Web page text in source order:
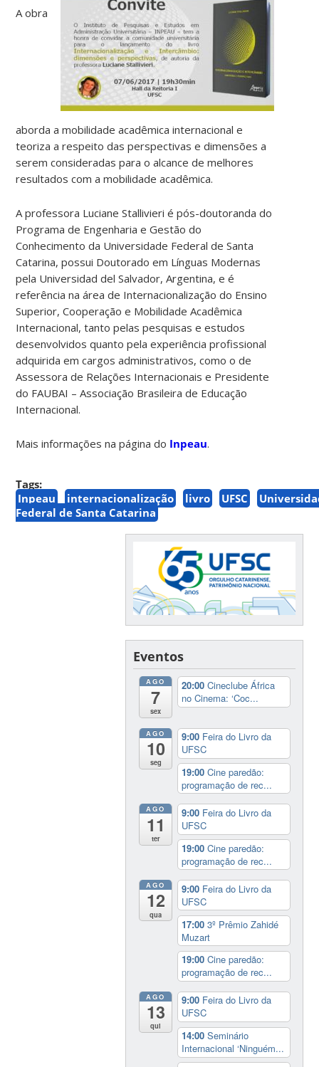
A obra
aborda a mobilidade acadêmica internacional e
teoriza a respeito das perspectivas e dimensões a
serem consideradas para o alcance de melhores
resultados com a mobilidade acadêmica.
A professora Luciane Stallivieri é pós-doutoranda do
Programa de Engenharia e Gestão do
Conhecimento da Universidade Federal de Santa
Catarina, possui Doutorado em Línguas Modernas
pela Universidad del Salvador, Argentina, e é
referência na área de Internacionalização do Ensino
Superior, Cooperação e Mobilidade Acadêmica
Internacional, tanto pelas pesquisas e estudos
desenvolvidos quanto pela experiência profissional
adquirida em cargos administrativos, como o de
Assessora de Relações Internacionais e Presidente
do FAUBAI – Associação Brasileira de Educação
Internacional.
Mais informações na página do Inpeau.
Tags:
Inpeau
internacionalização livro UFSC
Federal de Santa Catarina
Eventos
AGO
7
sex
20:00Cineclube África
no Cinema: ‘Coc...
AGO
10
seg
9:00 Feira do Livro da
UFSC
19:00Cine paredão:
programação de rec...
AGO
11
ter
9:00 Feira do Livro da
UFSC
19:00Cine paredão:
programação de rec...
AGO
12
qua
9:00 Feira do Livro da
UFSC
17:003º Prêmio Zahidé
Muzart
19:00Cine paredão:
programação de rec...
AGO
13
qui
9:00 Feira do Livro da
UFSC
14:00Seminário
Internacional ‘Ninguém...